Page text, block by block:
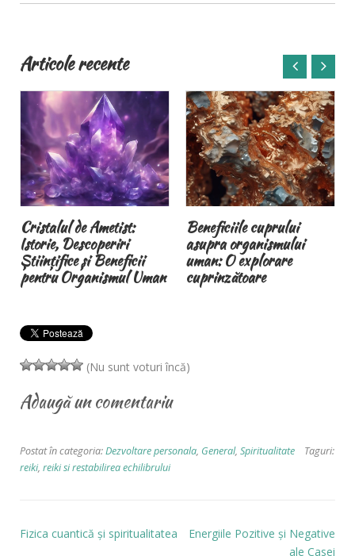
Articole recente
Cristalul de Ametist:
Istorie, Descoperiri
Științifice și Beneficii
pentru Organismul Uman
Beneficiile cuprului
asupra organismului
uman: O explorare
cuprinzătoare
(Nu sunt voturi încă)
Adaugă un comentariu
Postat în categoria:Dezvoltare personala, General, Spiritualitate
Taguri:
reiki, reiki si restabilirea echilibrului
Fizica cuantică şi spiritualitatea
Energiile Pozitive și Negative
ale Casei